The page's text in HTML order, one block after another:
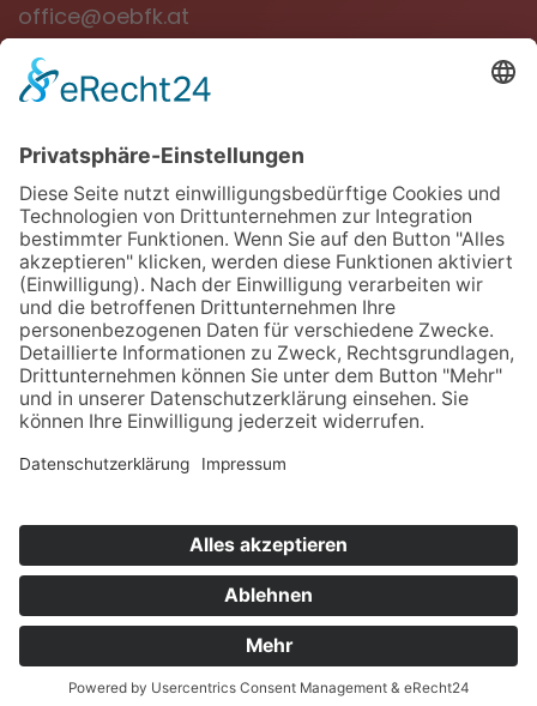
office@oebfk.at
NEWSLETTER
Jetzt anmelden
Downloads
Links
Datenschutz
Impressum
Cookie-Einstellungen
Webdesign Herr Kaplan